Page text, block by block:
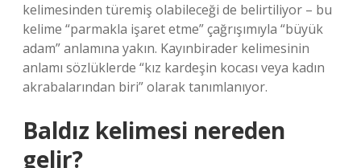
kelimesinden türemiş olabileceği de belirtiliyor – bu
kelime “parmakla işaret etme” çağrışımıyla “büyük
adam” anlamına yakın. Kayınbirader kelimesinin
anlamı sözlüklerde “kız kardeşin kocası veya kadın
akrabalarından biri” olarak tanımlanıyor.
Baldız kelimesi nereden
gelir?